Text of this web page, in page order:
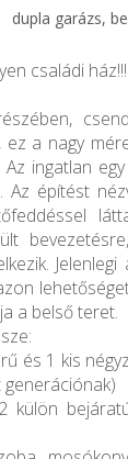
dupla garázs,
családi ház!!!
a nagy
ingatlan
Az építést
a belső teret.
és 1 kis
generációnak)
külön